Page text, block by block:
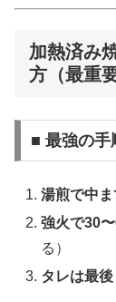
加熱済み
方（最重要
■ 最強の
湯煎で中
強火で30
る）
タレは最後